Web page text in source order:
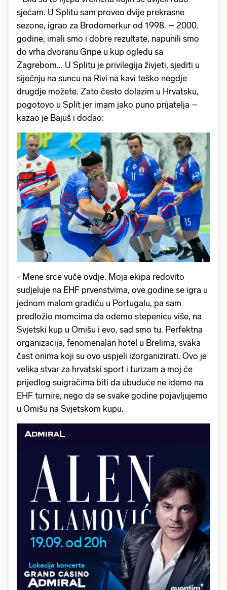
sjećam. U Splitu sam proveo dvije prekrasne
sezone, igrao za Brodomerkur od 1998. – 2000.
godine, imali smo i dobre rezultate, napunili smo
do vrha dvoranu Gripe u kup ogledu sa
Zagrebom... U Splitu je privilegija živjeti, sjediti u
siječnju na suncu na Rivi na kavi teško negdje
drugdje možete. Zato često dolazim u Hrvatsku,
pogotovo u Split jer imam jako puno prijatelja –
kazao je Bajuš i dodao:
- Mene srce vuče ovdje. Moja ekipa redovito
sudjeluje na EHF prvenstvima, ove godine se igra u
jednom malom gradiću u Portugalu, pa sam
predložio momcima da odemo stepenicu više, na
Svjetski kup u Omišu i evo, sad smo tu. Perfektna
organizacija, fenomenalan hotel u Brelima, svaka
čast onima koji su ovo uspjeli izorganizirati. Ovo je
velika stvar za hrvatski sport i turizam a moj će
prijedlog suigračima biti da ubuduće ne idemo na
EHF turnire, nego da se svake godine pojavljujemo
u Omišu na Svjetskom kupu.